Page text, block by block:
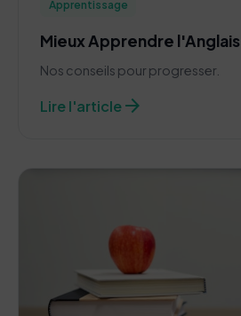
Apprentissage
Mieux Apprendre l'Anglais
Nos conseils pour progresser.
Lire l'articlearrow_forward